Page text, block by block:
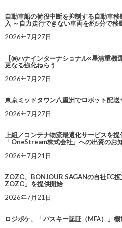
自動車船の荷役中断を抑制する自動車
入 ～自力走行できない車両を約5分で移
2026年7月27日
【㈱ハナインターナショナル×星清重
更なる強化ねらう
2026年7月27日
東京ミッドタウン八重洲でロボット配
2026年7月27日
上組／コンテナ物流最適化サービスを
「OneStream株式会社」への出資のお
2026年7月21日
ZOZO、BONJOUR SAGANの自社EC
ZOZO」を提供開始
2026年7月21日
ロジポケ、「パスキー認証（MFA）」機